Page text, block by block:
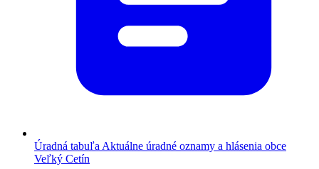
Úradná tabuľa Aktuálne úradné oznamy a hlásenia obce
Veľký Cetín